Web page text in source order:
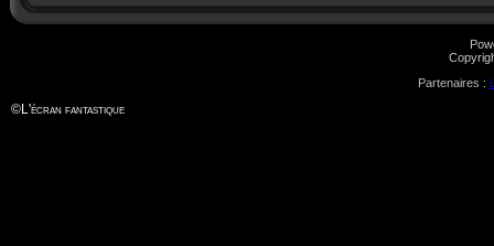
Partenaires :
©L'écran fantastique